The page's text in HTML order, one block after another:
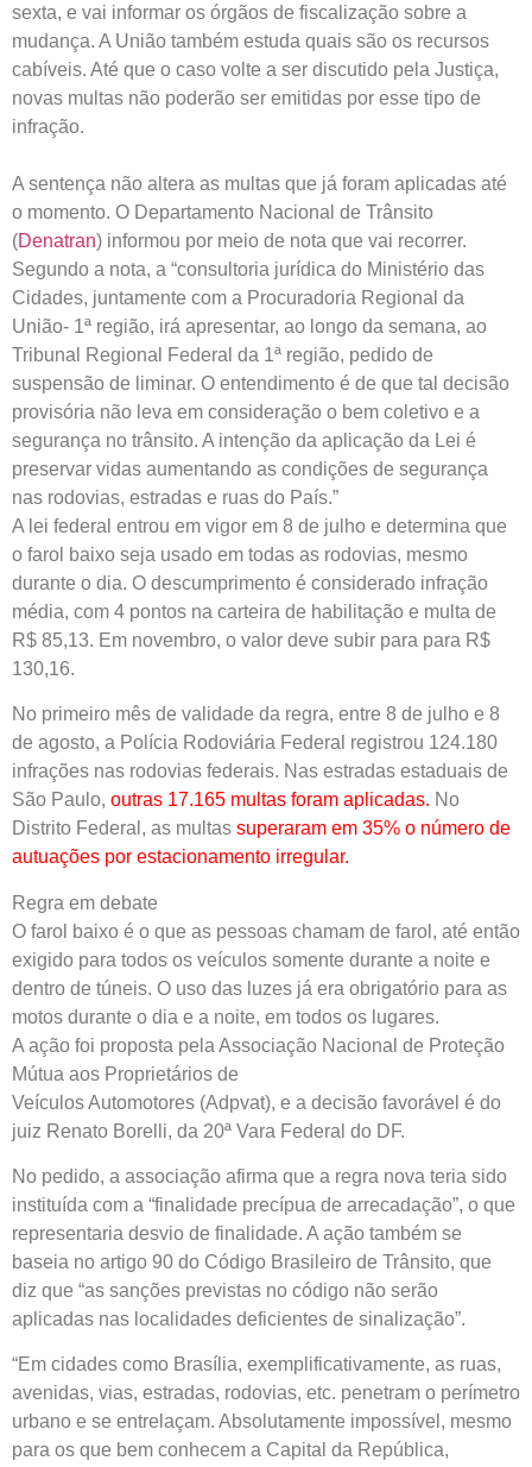
sexta, e vai informar os órgãos de fiscalização sobre a
mudança. A União também estuda quais são os recursos
cabíveis. Até que o caso volte a ser discutido pela Justiça,
novas multas não poderão ser emitidas por esse tipo de
infração.
A sentença não altera as multas que já foram aplicadas até
o momento. O Departamento Nacional de Trânsito
(Denatran) informou por meio de nota que vai recorrer.
Segundo a nota, a “consultoria jurídica do Ministério das
Cidades, juntamente com a Procuradoria Regional da
União- 1ª região, irá apresentar, ao longo da semana, ao
Tribunal Regional Federal da 1ª região, pedido de
suspensão de liminar. O entendimento é de que tal decisão
provisória não leva em consideração o bem coletivo e a
segurança no trânsito. A intenção da aplicação da Lei é
preservar vidas aumentando as condições de segurança
nas rodovias, estradas e ruas do País.”
A lei federal entrou em vigor em 8 de julho e determina que
o farol baixo seja usado em todas as rodovias, mesmo
durante o dia. O descumprimento é considerado infração
média, com 4 pontos na carteira de habilitação e multa de
R$ 85,13. Em novembro, o valor deve subir para para R$
130,16.
No primeiro mês de validade da regra, entre 8 de julho e 8
de agosto, a Polícia Rodoviária Federal registrou 124.180
infrações nas rodovias federais. Nas estradas estaduais de
São Paulo, outras 17.165 multas foram aplicadas. No
Distrito Federal, as multas superaram em 35% o número de
autuações por estacionamento irregular.
Regra em debate
O farol baixo é o que as pessoas chamam de farol, até então
exigido para todos os veículos somente durante a noite e
dentro de túneis. O uso das luzes já era obrigatório para as
motos durante o dia e a noite, em todos os lugares.
A ação foi proposta pela Associação Nacional de Proteção
Mútua aos Proprietários de
Veículos Automotores (Adpvat), e a decisão favorável é do
juiz Renato Borelli, da 20ª Vara Federal do DF.
No pedido, a associação afirma que a regra nova teria sido
instituída com a “finalidade precípua de arrecadação”, o que
representaria desvio de finalidade. A ação também se
baseia no artigo 90 do Código Brasileiro de Trânsito, que
diz que “as sanções previstas no código não serão
aplicadas nas localidades deficientes de sinalização”.
“Em cidades como Brasília, exemplificativamente, as ruas,
avenidas, vias, estradas, rodovias, etc. penetram o perímetro
urbano e se entrelaçam. Absolutamente impossível, mesmo
para os que bem conhecem a Capital da República,